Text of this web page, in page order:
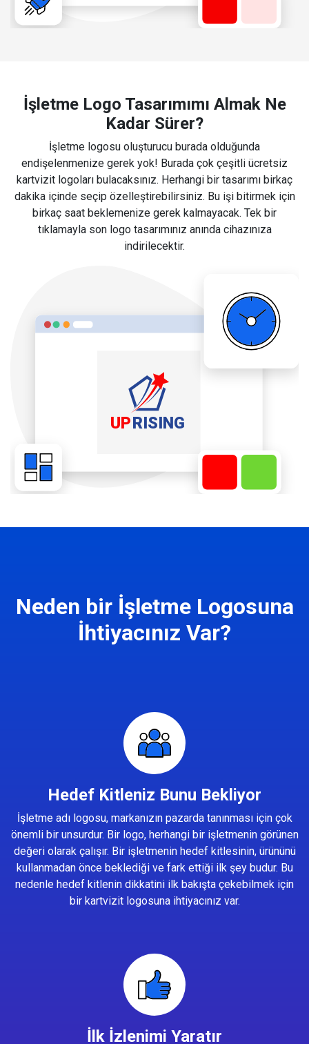
İşletme Logo Tasarımımı Almak Ne
Kadar Sürer?
İşletme logosu oluşturucu burada olduğunda
endişelenmenize gerek yok! Burada çok çeşitli ücretsiz
kartvizit logoları bulacaksınız. Herhangi bir tasarımı birkaç
dakika içinde seçip özelleştirebilirsiniz. Bu işi bitirmek için
birkaç saat beklemenize gerek kalmayacak. Tek bir
tıklamayla son logo tasarımınız anında cihazınıza
indirilecektir.
Neden bir İşletme Logosuna
İhtiyacınız Var?
Hedef Kitleniz Bunu Bekliyor
İşletme adı logosu, markanızın pazarda tanınması için çok
önemli bir unsurdur. Bir logo, herhangi bir işletmenin görünen
değeri olarak çalışır. Bir işletmenin hedef kitlesinin, ürününü
kullanmadan önce beklediği ve fark ettiği ilk şey budur. Bu
nedenle hedef kitlenin dikkatini ilk bakışta çekebilmek için
bir kartvizit logosuna ihtiyacınız var.
İlk İzlenimi Yaratır